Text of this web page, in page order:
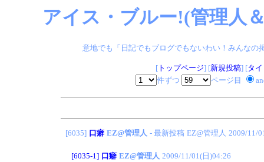
アイス・ブルー!(管理人
意地でも「日記でもブログでもないわい！みんなの
[トップページ] [新規投稿] [タ
件ずつ
ページ目
[6035] 口癖 EZ@管理人 - 最新投稿 EZ@管理人 2009/11/
[6035-1] 口癖 EZ@管理人 2009/11/01(日)04:26